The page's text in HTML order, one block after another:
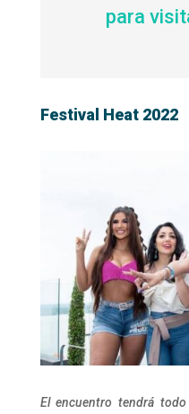
para
Festival Heat 2022
El encuentro tendrá